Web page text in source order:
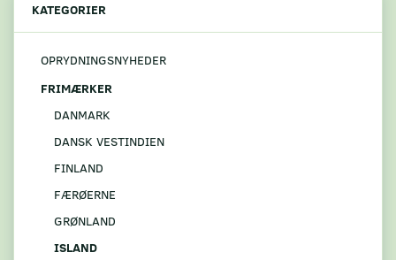
KATEGORIER
OPRYDNINGSNYHEDER
FRIMÆRKER
DANMARK
DANSK VESTINDIEN
FINLAND
FÆRØERNE
GRØNLAND
ISLAND